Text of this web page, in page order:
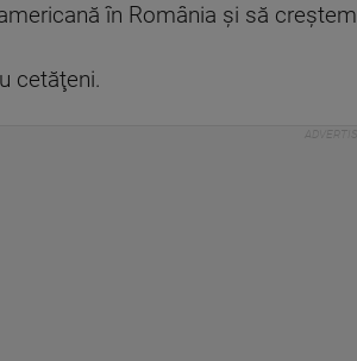
în România şi să creştem
cetăţeni.